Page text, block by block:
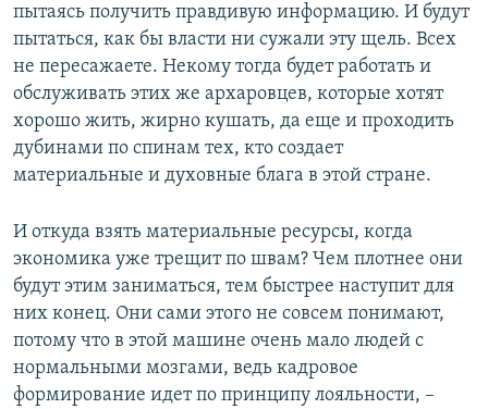
пытаясь получить правдивую информацию. И будут
пытаться, как бы власти ни сужали эту щель. Всех
не пересажаете. Некому тогда будет работать и
обслуживать этих же архаровцев, которые хотят
хорошо жить, жирно кушать, да еще и проходить
дубинами по спинам тех, кто создает
материальные и духовные блага в этой стране.
И откуда взять материальные ресурсы, когда
экономика уже трещит по швам? Чем плотнее они
будут этим заниматься, тем быстрее наступит для
них конец. Они сами этого не совсем понимают,
потому что в этой машине очень мало людей с
нормальными мозгами, ведь кадровое
формирование идет по принципу лояльности, –